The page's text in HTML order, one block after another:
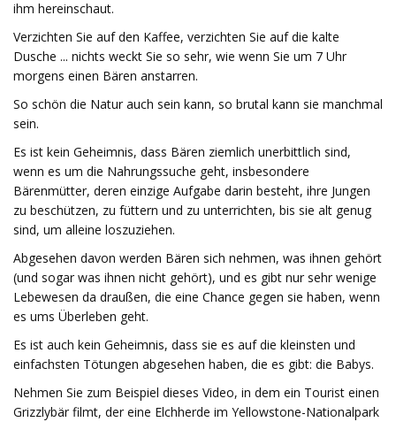
ihm hereinschaut.
Verzichten Sie auf den Kaffee, verzichten Sie auf die kalte
Dusche ... nichts weckt Sie so sehr, wie wenn Sie um 7 Uhr
morgens einen Bären anstarren.
So schön die Natur auch sein kann, so brutal kann sie manchmal
sein.
Es ist kein Geheimnis, dass Bären ziemlich unerbittlich sind,
wenn es um die Nahrungssuche geht, insbesondere
Bärenmütter, deren einzige Aufgabe darin besteht, ihre Jungen
zu beschützen, zu füttern und zu unterrichten, bis sie alt genug
sind, um alleine loszuziehen.
Abgesehen davon werden Bären sich nehmen, was ihnen gehört
(und sogar was ihnen nicht gehört), und es gibt nur sehr wenige
Lebewesen da draußen, die eine Chance gegen sie haben, wenn
es ums Überleben geht.
Es ist auch kein Geheimnis, dass sie es auf die kleinsten und
einfachsten Tötungen abgesehen haben, die es gibt: die Babys.
Nehmen Sie zum Beispiel dieses Video, in dem ein Tourist einen
Grizzlybär filmt, der eine Elchherde im Yellowstone-Nationalpark